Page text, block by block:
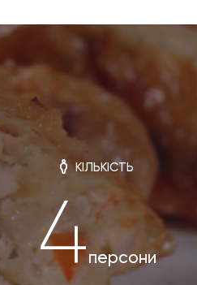
КІЛЬКІСТЬ
4персони